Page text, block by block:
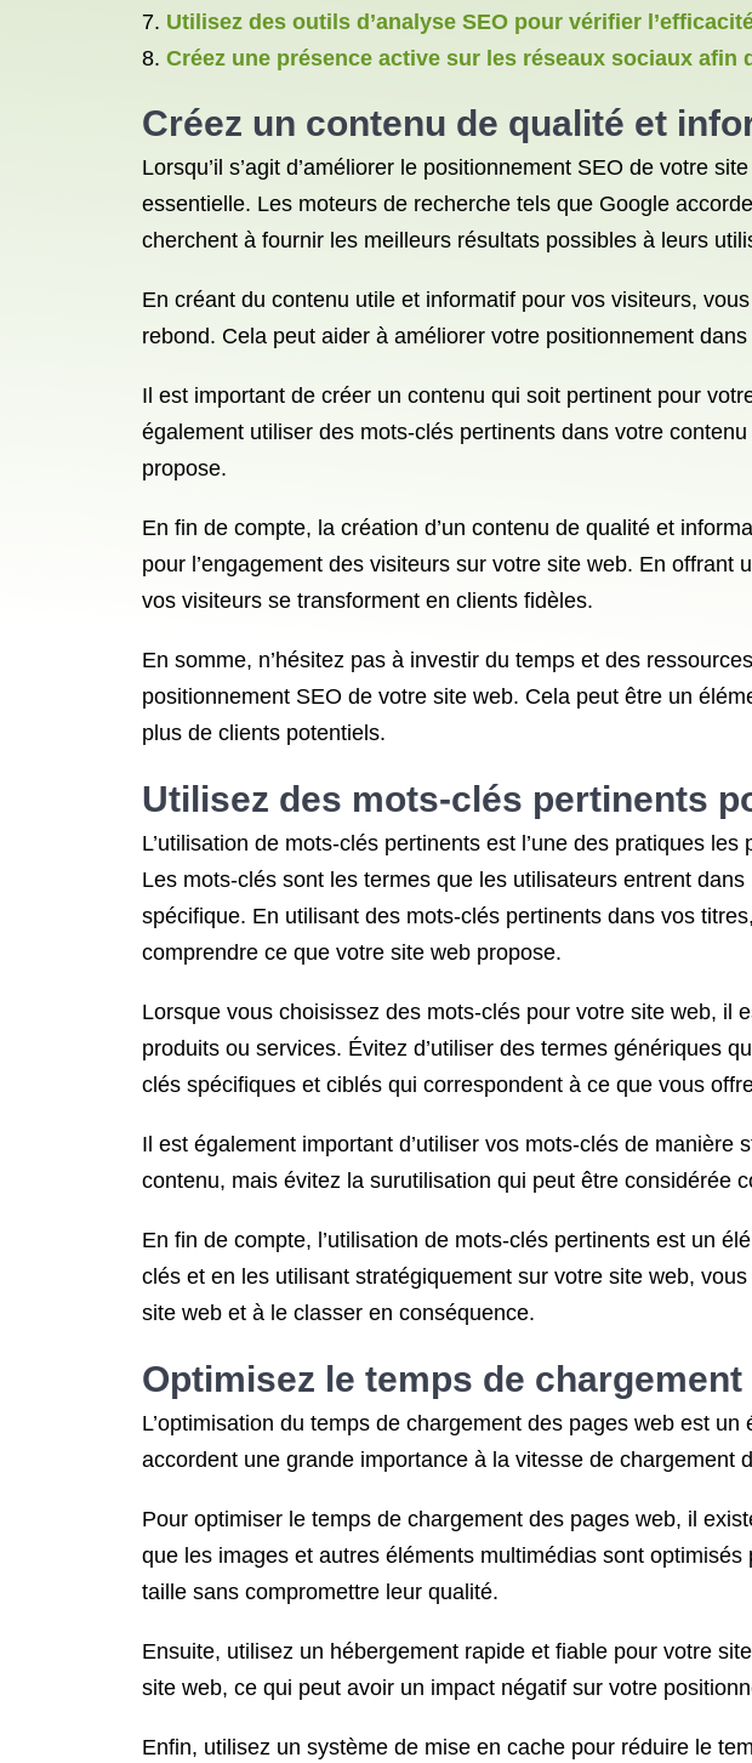
Utilisez des outils d’analyse SEO pour vérifier
Créez une présence active sur les réseaux sociaux
Créez un contenu de qualité et
Lorsqu’il s’agit d’améliorer le positionnement SEO de votre
essentielle. Les moteurs de recherche tels que Google
cherchent à fournir les meilleurs résultats possibles à leurs
En créant du contenu utile et informatif pour vos visiteurs,
rebond. Cela peut aider à améliorer votre positionnement
Il est important de créer un contenu qui soit pertinent pour
également utiliser des mots-clés pertinents dans votre
propose.
En fin de compte, la création d’un contenu de qualité et
pour l’engagement des visiteurs sur votre site web. En
vos visiteurs se transforment en clients fidèles.
En somme, n’hésitez pas à investir du temps et des
positionnement SEO de votre site web. Cela peut être un
plus de clients potentiels.
Utilisez des mots-clés pertinents
L’utilisation de mots-clés pertinents est l’une des pratiques
Les mots-clés sont les termes que les utilisateurs entrent
spécifique. En utilisant des mots-clés pertinents dans vos
comprendre ce que votre site web propose.
Lorsque vous choisissez des mots-clés pour votre site web, il
produits ou services. Évitez d’utiliser des termes génériques
clés spécifiques et ciblés qui correspondent à ce que vous
Il est également important d’utiliser vos mots-clés de
contenu, mais évitez la surutilisation qui peut être considérée
En fin de compte, l’utilisation de mots-clés pertinents est un
clés et en les utilisant stratégiquement sur votre site web,
site web et à le classer en conséquence.
Optimisez le temps de
L’optimisation du temps de chargement des pages web est
accordent une grande importance à la vitesse de
Pour optimiser le temps de chargement des pages web, il
que les images et autres éléments multimédias sont
taille sans compromettre leur qualité.
Ensuite, utilisez un hébergement rapide et fiable pour votre
site web, ce qui peut avoir un impact négatif sur votre
Enfin, utilisez un système de mise en cache pour réduire le